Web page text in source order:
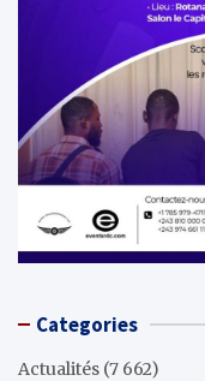
Categories
Actualités (7 662)